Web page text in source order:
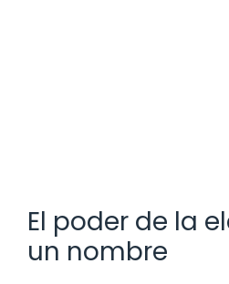
El poder de la
un nombre